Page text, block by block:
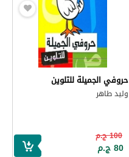
حروفي الجميلة للتلوين
وليد طاهر
100 ج.م
80 ج.م